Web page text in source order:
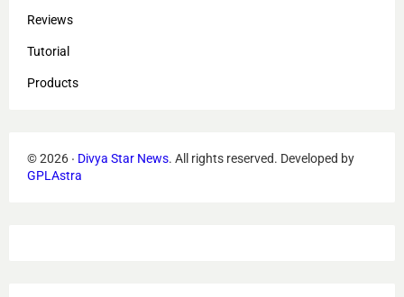
Reviews
Tutorial
Products
©2026 ‧ Divya Star News. All rights reserved. Developed by
GPLAstra